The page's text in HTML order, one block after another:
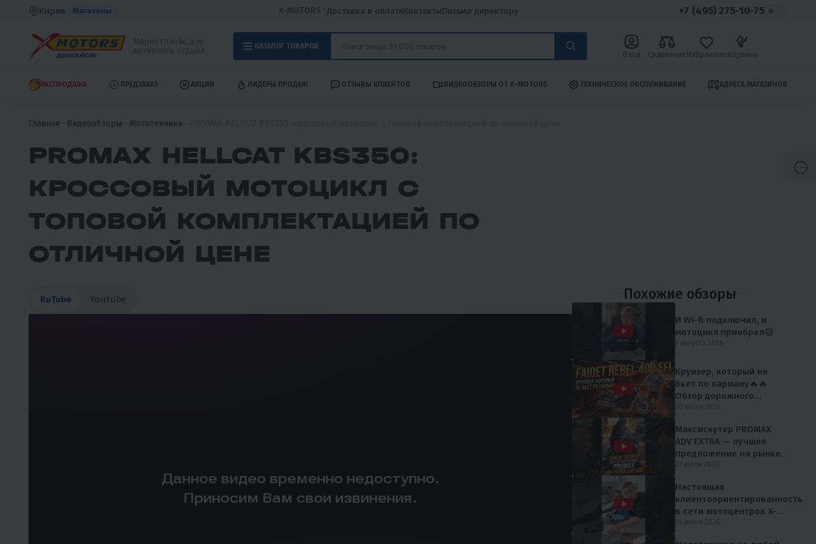
Киров Магазины X-MOTORS Доставка и оплатаКонтактыПисьмо директору +7 (495) 275-10-75
КАТАЛОГ ТОВАРОВ
Вход Сравнение Избранное Корзина
РАСПРОДАЖА ПРЕДЗАКАЗ АКЦИИ ЛИДЕРЫ ПРОДАЖ ОТЗЫВЫ КЛИЕНТОВ ВИДЕООБЗОРЫ ОТ X-MOTORS ТЕХНИЧЕСКОЕ ОБСЛУЖИВАНИЕ АДРЕСА МАГАЗИНОВ
Главная Видеообзоры Мототехника
PROMAX HELLCAT KBS350:
КРОССОВЫЙ МОТОЦИКЛ С
ТОПОВОЙ КОМПЛЕКТАЦИЕЙ ПО
ОТЛИЧНОЙ ЦЕНЕ
RuTube Youtube Похожие обзоры
И Wi-fi подключил, и
мотоцикл приобрел😅
7 августа 2026
Круизер, который не
бьет по карману🔥🔥
Обзор дорожного
мотоцикла FAIDET Rebel
30 июля 2026
Максискутер PROMAX
ADV EXTRA — лучшее
предложение на рынке.
27 июля 2026
Настоящая
клиентоориентированность
в сети мотоцентров X-
MOTORS 😎
24 июля 2026